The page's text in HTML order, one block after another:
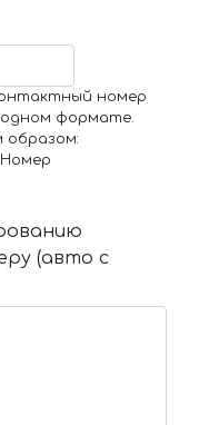
номер
формате.
(авто с